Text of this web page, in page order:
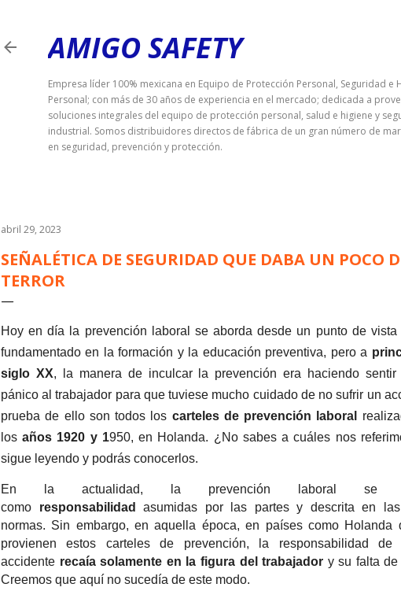
AMIGO SAFETY
Empresa líder 100% mexicana en Equipo de Protección Personal, Seguridad e
Personal; con más de 30 años de experiencia en el mercado; dedicada a
soluciones integrales del equipo de protección personal, salud e higiene y
industrial. Somos distribuidores directos de fábrica de un gran número de
en seguridad, prevención y protección.
abril 29, 2023
SEÑALÉTICA DE SEGURIDAD QUE DABA UN POCO
TERROR
Hoy en día la prevención laboral se aborda desde un punto de vista
fundamentado en la formación y la educación preventiva, pero a
siglo XX, la manera de inculcar la prevención era haciendo sentir
pánico al trabajador para que tuviese mucho cuidado de no sufrir un
prueba de ello son todos los carteles de prevención laboral
los años 1920 y 1950, en Holanda. ¿No sabes a cuáles nos
sigue leyendo y podrás conocerlos.
En la actualidad, la prevención laboral se
como responsabilidad asumidas por las partes y descrita en
normas. Sin embargo, en aquella época, en países como Holanda
provienen estos carteles de prevención, la responsabilidad de
accidente recaía solamente en la figura del trabajador y su falta de
Creemos que aquí no sucedía de este modo.